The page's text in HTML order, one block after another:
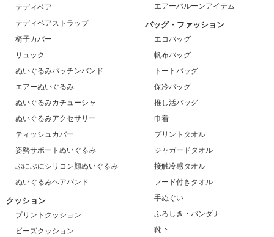
テディベア
テディベアストラップ
椅子カバー
リュック
ぬいぐるみパッチンバンド
エアーぬいぐるみ
ぬいぐるみカチューシャ
ぬいぐるみアクセサリー
ティッシュカバー
姿勢サポートぬいぐるみ
ぷにぷにシリコン顔ぬいぐるみ
ぬいぐるみヘアバンド
クッション
プリントクッション
ビーズクッション
エアーバルーンアイテム
バッグ・ファッション
エコバッグ
帆布バッグ
トートバッグ
保冷バッグ
推し活バッグ
巾着
プリントタオル
ジャガードタオル
接触冷感タオル
フード付きタオル
手ぬぐい
ふろしき・バンダナ
靴下